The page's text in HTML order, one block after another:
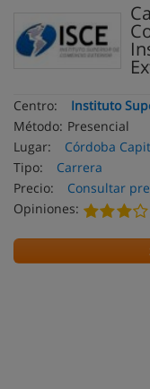
Centro:
Instituto
Método: Presencial
Lugar:
Córdoba
Tipo:
Carrera
Precio:
Consultar
Opiniones: